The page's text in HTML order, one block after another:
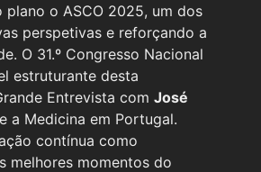
o ASCO 2025, um dos
perspetivas e reforçando a
O 31.º Congresso Nacional
estruturante desta
Entrevista comJosé
a Medicina em Portugal.
contínua como
melhores momentos do